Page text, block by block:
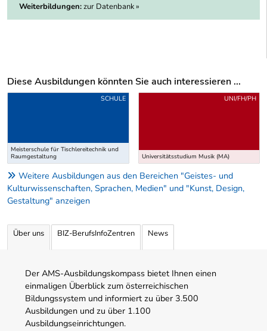
Weiterbildungen:zur Datenbank »
Diese Ausbildungen könnten Sie auch interessieren ...
Uber weitere Ausbildungsvorschläge
Meisterschule für Tischlereitechnik und
Raumgestaltung
SCHULE
Universitätsstudium Musik (MA)
UNI/FH/PH
Weitere Ausbildungen aus den Bereichen "Geistes- und
Kulturwissenschaften, Sprachen, Medien" und "Kunst, Design,
Gestaltung" anzeigen
Über uns BIZ-BerufsInfoZentren News
Der AMS-Ausbildungskompass bietet Ihnen einen
einmaligen Überblick zum österreichischen
Bildungssystem und informiert zu über 3.500
Ausbildungen und zu über 1.100
Ausbildungseinrichtungen.